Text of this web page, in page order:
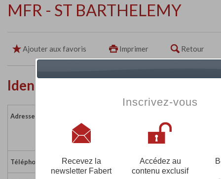
MFR - ST BARTHELEMY
Ajouter aux favoris Imprimer Retour
Identité de l'établissement
Adresse :
38270 ST BARTHELEMY
Téléphone : 04 74 84 61 66
Inscrivez-vous
Recevez la
newsletter Fabert
Accédez au
contenu exclusif